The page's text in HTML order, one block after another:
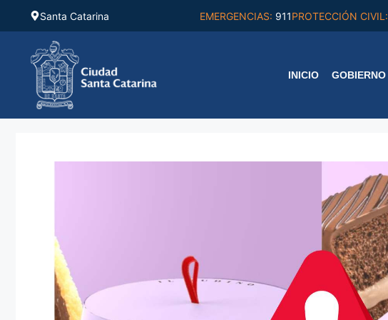
Saltar
contenido
Santa Catarina EMERGENCIAS: 911PROTECCIÓN CIVIL:
INICIO GOBIERNO